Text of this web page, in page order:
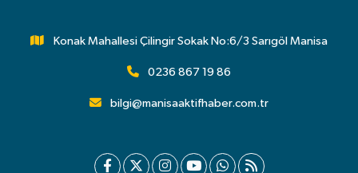
Konak Mahallesi Çilingir Sokak No:6/3 Sarıgöl Manisa
0236 867 19 86
bilgi@manisaaktifhaber.com.tr